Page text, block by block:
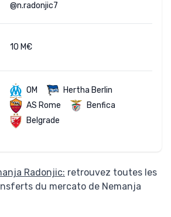
@n.radonjic7
10 M€
OM
Hertha Berlin
AS Rome
Benfica
Belgrade
Radonjic: retrouvez toutes les
du mercato de Nemanja